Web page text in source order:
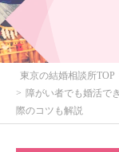
東京の結婚相談所TOP
障がい者でも婚活で
際のコツも解説